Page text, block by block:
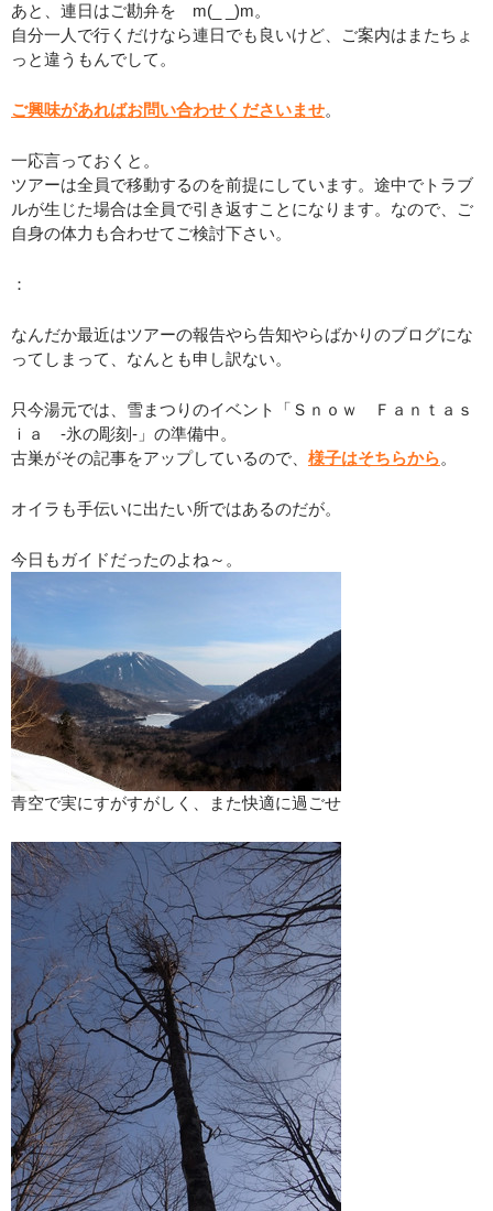
あと、連日はご勘弁を m(_ _)m。
自分一人で行くだけなら連日でも良いけど、ご案内はまたちょ
っと違うもんでして。
ご興味があればお問い合わせくださいませ。
一応言っておくと。
ツアーは全員で移動するのを前提にしています。途中でトラブ
ルが生じた場合は全員で引き返すことになります。なので、ご
自身の体力も合わせてご検討下さい。
：
なんだか最近はツアーの報告やら告知やらばかりのブログにな
ってしまって、なんとも申し訳ない。
只今湯元では、雪まつりのイベント「Ｓｎｏｗ Ｆａｎｔａｓ
ｉａ -氷の彫刻-」の準備中。
古巣がその記事をアップしているので、 様子はそちらから。
オイラも手伝いに出たい所ではあるのだが。
今日もガイドだったのよね～。
青空で実にすがすがしく、また快適に過ごせ